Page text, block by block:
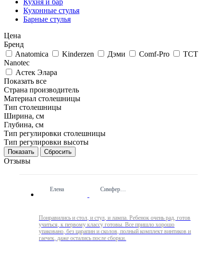
Кухня и бар
Кухонные стулья
Барные стулья
Цена
Бренд
Anatomica
Kinderzen Дэми Comf-Pro
TCT
Nanotec
Астек Элара
Показать все
Страна производитель
Материал столешницы
Тип столешницы
Ширина, см
Глубина, см
Тип регулировки столешницы
Тип регулировки высоты
Сбросить
Отзывы
Елена Симферополь
Понравились и стол, и стул, и лампа. Ребенок очень рад, готов
учиться, к первому классу готовы. Все пришло хорошо
упаковано, без царапин и сколов, полный комплект винтиков и
гаечек, даже остались после сборки.